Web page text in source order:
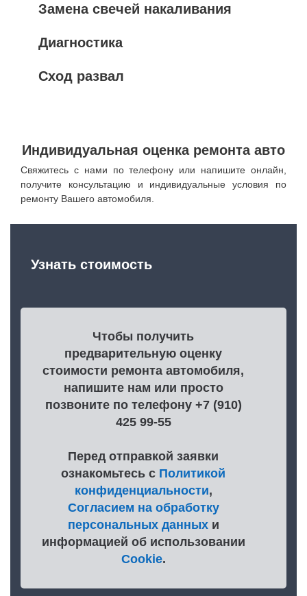
Замена свечей накаливания
Диагностика
Сход развал
Индивидуальная оценка ремонта авто
Свяжитесь с нами по телефону или напишите онлайн,
получите консультацию и индивидуальные условия по
ремонту Вашего автомобиля.
Узнать стоимость
Чтобы получить
предварительную оценку
стоимости ремонта автомобиля,
напишите нам или просто
позвоните по телефону +7 (910)
425 99-55
Перед отправкой заявки
ознакомьтесь с Политикой
конфиденциальности,
Согласием на обработку
персональных данныхи
информацией об использовании
Cookie.